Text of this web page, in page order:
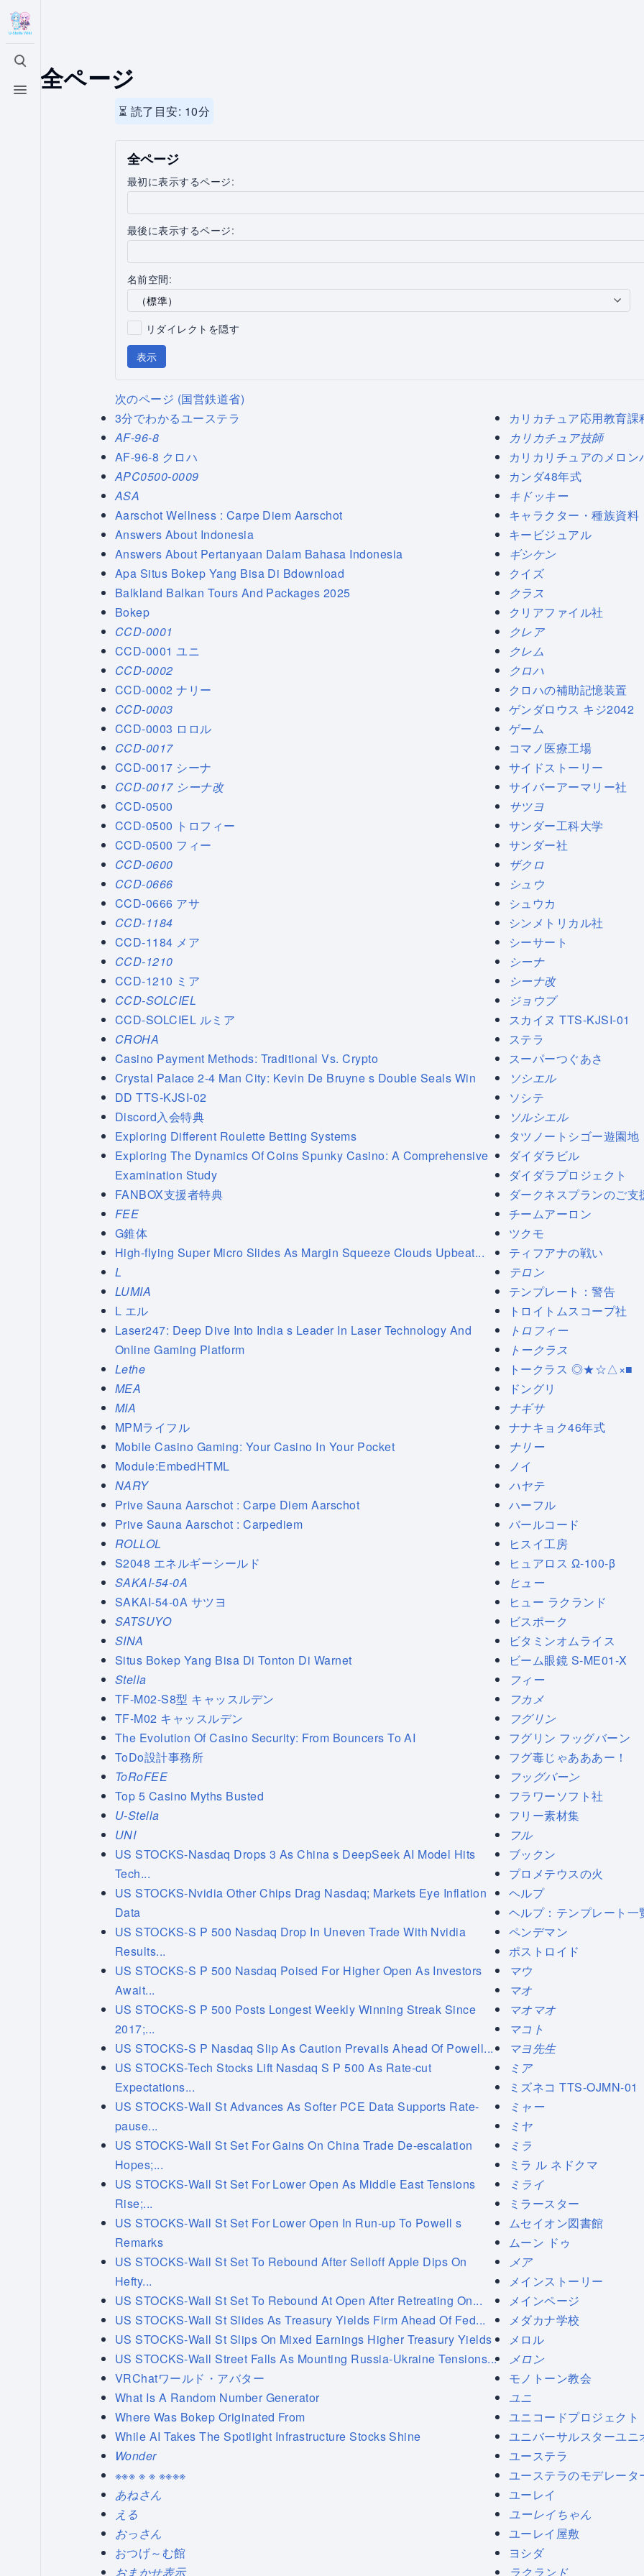
検索を切り替える
メニューを切り替える
全ページ
⏳ 読了目安: 10分
全ページ
最初に表示するページ:
最後に表示するページ:
名前空間:
（標準）
リダイレクトを隠す
表示
次のページ (国営鉄道省)
3分でわかるユーステラ
AF-96-8
AF-96-8 クロハ
APC0500-0009
ASA
Aarschot Wellness : Carpe Diem Aarschot
Answers About Indonesia
Answers About Pertanyaan Dalam Bahasa Indonesia
Apa Situs Bokep Yang Bisa Di Bdownload
Balkland Balkan Tours And Packages 2025
Bokep
CCD-0001
CCD-0001 ユニ
CCD-0002
CCD-0002 ナリー
CCD-0003
CCD-0003 ロロル
CCD-0017
CCD-0017 シーナ
CCD-0017 シーナ改
CCD-0500
CCD-0500 トロフィー
CCD-0500 フィー
CCD-0600
CCD-0666
CCD-0666 アサ
CCD-1184
CCD-1184 メア
CCD-1210
CCD-1210 ミア
CCD-SOLCIEL
CCD-SOLCIEL ルミア
CROHA
Casino Payment Methods: Traditional Vs. Crypto
Crystal Palace 2-4 Man City: Kevin De Bruyne s Double Seals Win
DD TTS-KJSI-02
Discord入会特典
Exploring Different Roulette Betting Systems
Exploring The Dynamics Of Coins Spunky Casino: A Comprehensive
Examination Study
FANBOX支援者特典
FEE
G錐体
High-flying Super Micro Slides As Margin Squeeze Clouds Upbeat...
L
LUMIA
L エル
Laser247: Deep Dive Into India s Leader In Laser Technology And
Online Gaming Platform
Lethe
MEA
MIA
MPMライフル
Mobile Casino Gaming: Your Casino In Your Pocket
Module:EmbedHTML
NARY
Prive Sauna Aarschot : Carpe Diem Aarschot
Prive Sauna Aarschot : Carpediem
ROLLOL
S2048 エネルギーシールド
SAKAI-54-0A
SAKAI-54-0A サツヨ
SATSUYO
SINA
Situs Bokep Yang Bisa Di Tonton Di Warnet
Stella
TF-M02-S8型 キャッスルデン
TF-M02 キャッスルデン
The Evolution Of Casino Security: From Bouncers To AI
ToDo設計事務所
ToRoFEE
Top 5 Casino Myths Busted
U-Stella
UNI
US STOCKS-Nasdaq Drops 3 As China s DeepSeek AI Model Hits
Tech...
US STOCKS-Nvidia Other Chips Drag Nasdaq; Markets Eye Inflation
Data
US STOCKS-S P 500 Nasdaq Drop In Uneven Trade With Nvidia
Results...
US STOCKS-S P 500 Nasdaq Poised For Higher Open As Investors
Await...
US STOCKS-S P 500 Posts Longest Weekly Winning Streak Since
2017;...
US STOCKS-S P Nasdaq Slip As Caution Prevails Ahead Of Powell...
US STOCKS-Tech Stocks Lift Nasdaq S P 500 As Rate-cut
Expectations...
US STOCKS-Wall St Advances As Softer PCE Data Supports Rate-
pause...
US STOCKS-Wall St Set For Gains On China Trade De-escalation
Hopes;...
US STOCKS-Wall St Set For Lower Open As Middle East Tensions
Rise;...
US STOCKS-Wall St Set For Lower Open In Run-up To Powell s
Remarks
US STOCKS-Wall St Set To Rebound After Selloff Apple Dips On
Hefty...
US STOCKS-Wall St Set To Rebound At Open After Retreating On...
US STOCKS-Wall St Slides As Treasury Yields Firm Ahead Of Fed...
US STOCKS-Wall St Slips On Mixed Earnings Higher Treasury Yields
US STOCKS-Wall Street Falls As Mounting Russia-Ukraine Tensions...
VRChatワールド・アバター
What Is A Random Number Generator
Where Was Bokep Originated From
While AI Takes The Spotlight Infrastructure Stocks Shine
Wonder
※※※ ※ ※ ※※※※
あねさん
える
おっさん
おつげ～む館
おまかせ表示
カリカチュア応用教育課
カリカチュア技師
カリカリチュアのメロン
カンダ48年式
キドッキー
キャラクター・種族資料
キービジュアル
ギシケン
クイズ
クラス
クリアファイル社
クレア
クレム
クロハ
クロハの補助記憶装置
ゲンダロウス キジ2042
ゲーム
コマノ医療工場
サイドストーリー
サイバーアーマリー社
サツヨ
サンダー工科大学
サンダー社
ザクロ
シュウ
シュウカ
シンメトリカル社
シーサート
シーナ
シーナ改
ジョウブ
スカイヌ TTS-KJSI-01
ステラ
スーパーつぐあさ
ソシエル
ソシテ
ソルシエル
タツノートシゴー遊園地
ダイダラビル
ダイダラプロジェクト
ダークネスプランのご支
チームアーロン
ツクモ
ティフアナの戦い
テロン
テンプレート：警告
トロイトムスコープ社
トロフィー
トークラス
トークラス ◎★☆△×■
ドングリ
ナギサ
ナナキョク46年式
ナリー
ノイ
ハヤテ
ハーフル
バールコード
ヒスイ工房
ヒュアロス Ω-100-β
ヒュー
ヒュー ラクランド
ビスポーク
ビタミンオムライス
ビーム眼鏡 S-ME01-X
フィー
フカメ
フグリン
フグリン フッグバーン
フグ毒じゃあああー！
フッグバーン
フラワーソフト社
フリー素材集
フル
ブックン
プロメテウスの火
ヘルプ
ヘルプ：テンプレート一
ペンデマン
ポストロイド
マウ
マオ
マオマオ
マコト
マヨ先生
ミア
ミズネコ TTS-OJMN-01
ミャー
ミヤ
ミラ
ミラ ル ネドクマ
ミライ
ミラースター
ムセイオン図書館
ムーン ドゥ
メア
メインストーリー
メインページ
メダカナ学校
メロル
メロン
モノトーン教会
ユニ
ユニコードプロジェクト
ユニバーサルスターユニ
ユーステラ
ユーステラのモデレータ
ユーレイ
ユーレイちゃん
ユーレイ屋敷
ヨシダ
ラクランド